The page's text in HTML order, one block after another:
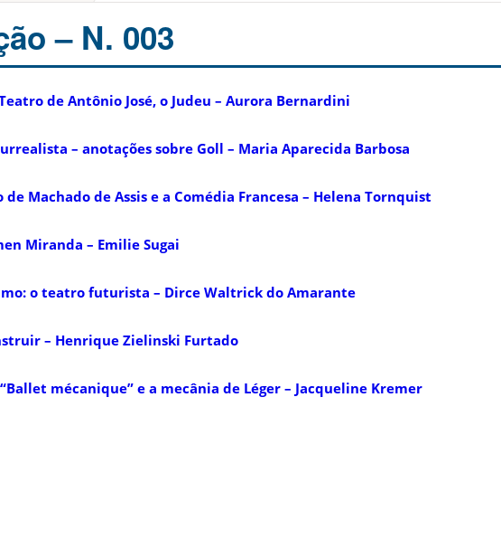
– N. 003
de Antônio José, o Judeu – Aurora Bernardini
– anotações sobre Goll – Maria Aparecida Barbosa
de Machado de Assis e a Comédia Francesa – Helena Tornquist
Miranda – Emilie Sugai
o teatro futurista – Dirce Waltrick do Amarante
– Henrique Zielinski Furtado
mécanique” e a mecânia de Léger – Jacqueline Kremer